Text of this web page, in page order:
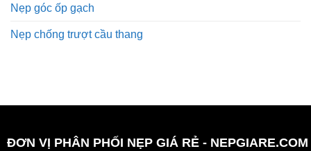
Nẹp góc ốp gạch
Nẹp chống trượt cầu thang
ĐƠN VỊ PHÂN PHỐI NẸP GIÁ RẺ - NEPGIARE.COM